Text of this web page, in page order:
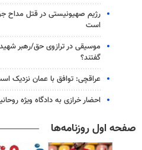
رژیم صهیونیستی در قتل مداح
است
موسیقی در ترازوی حق/رهبر
گفتند؟
عراقچی: توافق با عمان نزدیک است/ تکذیب سهم
احضار خرازی به دادگاه ویژه
صفحه اول روزنامه‌ها